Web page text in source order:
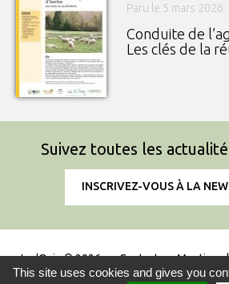
Paru le 5 mars 2026
Conduite de
Les clés de la
Suivez toutes les
INSCRIVEZ-VOUS À LA
Inn’Ovin © 2026 Contact Mentions
This site uses cookies and gives you